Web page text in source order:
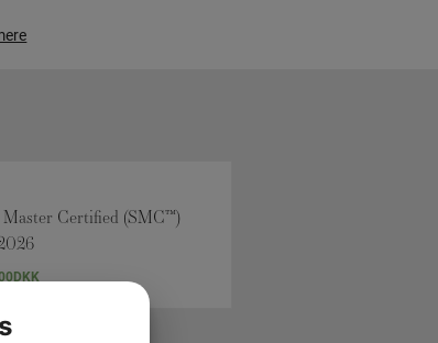
Master Certified (SMC™)
DKK